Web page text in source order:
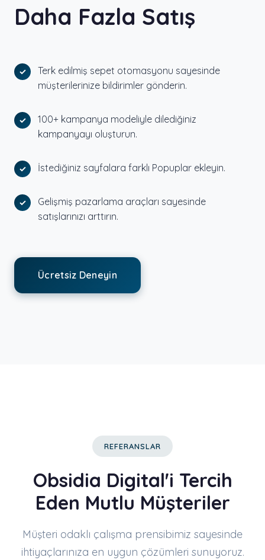
Daha Fazla Satış
Terk edilmiş sepet otomasyonu sayesinde
müşterilerinize bildirimler gönderin.
100+ kampanya modeliyle dilediğiniz
kampanyayı oluşturun.
İstediğiniz sayfalara farklı Popuplar ekleyin.
Gelişmiş pazarlama araçları sayesinde
satışlarınızı arttırın.
Ücretsiz Deneyin
REFERANSLAR
Obsidia Digital'i Tercih
Eden Mutlu Müşteriler
Müşteri odaklı çalışma prensibimiz sayesinde
ihtiyaçlarınıza en uygun çözümleri sunuyoruz.